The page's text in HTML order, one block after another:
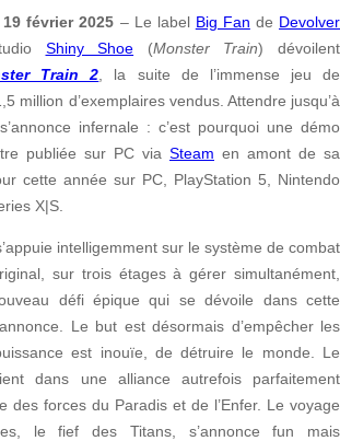
février 2025 – Le label Big Fan de Devolver
Shiny Shoe (Monster Train) dévoilent
Train 2 , la suite de l’immense jeu de
million d’exemplaires vendus. Attendre jusqu’à
infernale : c’est pourquoi une démo
publiée sur PC via Steam en amont de sa
cette année sur PC, PlayStation 5, Nintendo
X|S.
intelligemment sur le système de combat
sur trois étages à gérer simultanément,
défi épique qui se dévoile dans cette
Le but est désormais d’empêcher les
est inouïe, de détruire le monde. Le
dans une alliance autrefois parfaitement
des forces du Paradis et de l’Enfer. Le voyage
le fief des Titans, s’annonce fun mais